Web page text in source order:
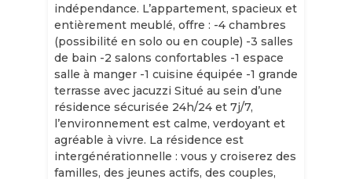
indépendance. L’appartement, spacieux et
entièrement meublé, offre : -4 chambres
(possibilité en solo ou en couple) -3 salles
de bain -2 salons confortables -1 espace
salle à manger -1 cuisine équipée -1 grande
terrasse avec jacuzzi Situé au sein d’une
résidence sécurisée 24h/24 et 7j/7,
l’environnement est calme, verdoyant et
agréable à vivre. La résidence est
intergénérationnelle : vous y croiserez des
familles, des jeunes actifs, des couples,